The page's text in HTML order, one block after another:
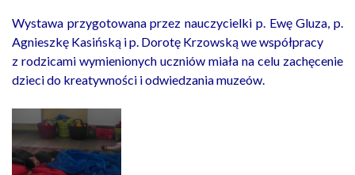
Wystawa przygotowana przez nauczycielki p. Ewę Gluza, p.
Agnieszkę Kasińską i p. Dorotę Krzowską we współpracy
z rodzicami wymienionych uczniów miała na celu zachęcenie
dzieci do kreatywności i odwiedzania muzeów.